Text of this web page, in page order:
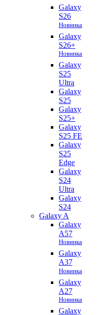
Galaxy
S26
Новинка
Galaxy
S26+
Новинка
Galaxy
S25
Ultra
Galaxy
S25
Galaxy
S25+
Galaxy
S25 FE
Galaxy
S25
Edge
Galaxy
S24
Ultra
Galaxy
S24
Galaxy A
Galaxy
A57
Новинка
Galaxy
A37
Новинка
Galaxy
A27
Новинка
Galaxy